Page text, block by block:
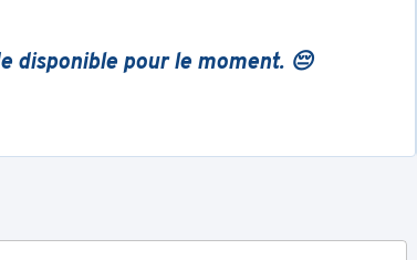
disponible pour le moment. 😔